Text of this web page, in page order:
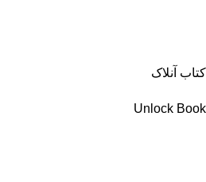
کتاب آنلاک
Unlock Book